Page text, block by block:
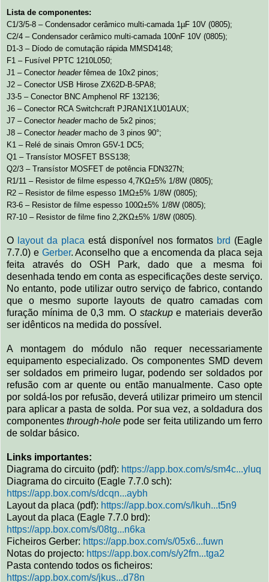
Lista de componentes:
C1/3/5-8 – Condensador cerâmico multi-camada 1µF 10V (0805);
C2/4 – Condensador cerâmico multi-camada 100nF 10V (0805);
D1-3 – Díodo de comutação rápida MMSD4148;
F1 – Fusível PPTC 1210L050;
J1 – Conector headerfêmea de 10x2 pinos;
J2 – Conector USB Hirose ZX62D-B-5PA8;
J3-5 – Conector BNC Amphenol RF 132136;
J6 – Conector RCA Switchcraft PJRAN1X1U01AUX;
J7 – Conector headermacho de 5x2 pinos;
J8 – Conector headermacho de 3 pinos 90°;
K1 – Relé de sinais Omron G5V-1 DC5;
Q1 – Transístor MOSFET BSS138;
Q2/3 – Transístor MOSFET de potência FDN327N;
R1/11 – Resistor de filme espesso 4,7KΩ±5% 1/8W (0805);
R2 – Resistor de filme espesso 1MΩ±5% 1/8W (0805);
R3-6 – Resistor de filme espesso 100Ω±5% 1/8W (0805);
R7-10 – Resistor de filme fino 2,2KΩ±5% 1/8W (0805).
O layout da placa está disponível nos formatos brd (Eagle
7.7.0) e Gerber. Aconselho que a encomenda da placa seja
feita através do OSH Park, dado que a mesma foi
desenhada tendo em conta as especificações deste serviço.
No entanto, pode utilizar outro serviço de fabrico, contando
que o mesmo suporte layouts de quatro camadas com
furação mínima de 0,3 mm. O stackupe materiais deverão
ser idênticos na medida do possível.
A montagem do módulo não requer necessariamente
equipamento especializado. Os componentes SMD devem
ser soldados em primeiro lugar, podendo ser soldados por
refusão com ar quente ou então manualmente. Caso opte
por soldá-los por refusão, deverá utilizar primeiro um stencil
para aplicar a pasta de solda. Por sua vez, a soldadura dos
componentesthrough-hole pode ser feita utilizando um ferro
de soldar básico.
Links importantes:
Diagrama do circuito (pdf): https://app.box.com/s/sm4c...yluq
Diagrama do circuito (Eagle 7.7.0 sch):
https://app.box.com/s/dcqn...aybh
Layout da placa (pdf): https://app.box.com/s/lkuh...t5n9
Layout da placa (Eagle 7.7.0 brd):
https://app.box.com/s/08tg...n6ka
Ficheiros Gerber: https://app.box.com/s/05x6...fuwn
Notas do projecto: https://app.box.com/s/y2fm...tga2
Pasta contendo todos os ficheiros:
https://app.box.com/s/jkus...d78n